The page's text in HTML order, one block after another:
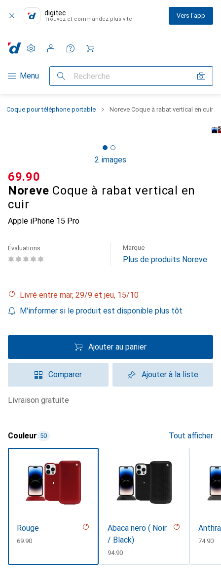
digitec
Trouvez et commandez plus vite Vers l'app
Navigation par catégorie
Menu Recherche
Paramètres
Compte client
Listes de comparaison
Listes d'envies
Panier
Coque pour téléphone portable Noreve Coque à rabat vertical en cuir
2 images
Noreve Coque à rabat vertical en
cuir
Apple iPhone 15 Pro
CHF
69.90
Évaluations Marque
Plus de produits Noreve
Livré entre mar, 29/9 et jeu, 15/10
M'informer si le produit est disponible plus tôt
Ajouter au panier
Comparer Ajouter à la liste
livraison gratuite
Couleur 50 Tout afficher
Rouge
CHF
69.90
Abaca nero ( Noir
/ Black)
CHF
94.90
CHF
74.90